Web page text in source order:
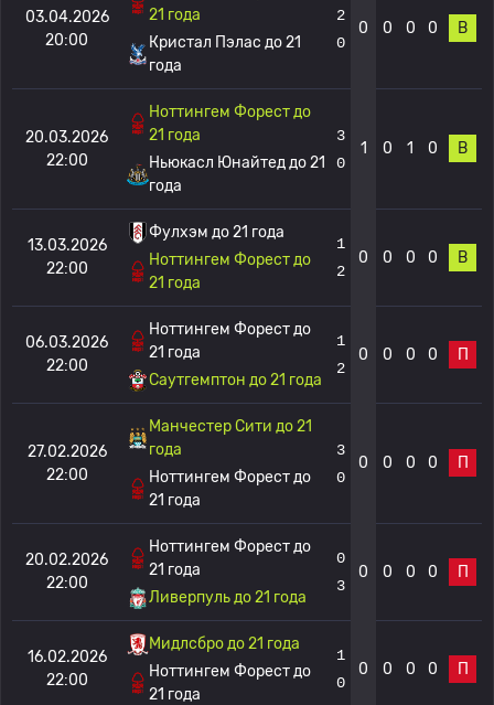
03.04.2026
20:00
21 года
Кристал Пэлас до 21
года
2
0
0 0 0 0 В
20.03.2026
22:00
Ноттингем Форест до
21 года
Ньюкасл Юнайтед до 21
года
3
0
1 0 1 0 В
13.03.2026
22:00
Фулхэм до 21 года
Ноттингем Форест до
21 года
1
2
0 0 0 0 В
06.03.2026
22:00
Ноттингем Форест до
21 года
Саутгемптон до 21 года
1
2
0 0 0 0 П
27.02.2026
22:00
Манчестер Сити до 21
года
Ноттингем Форест до
21 года
3
0
0 0 0 0 П
20.02.2026
22:00
Ноттингем Форест до
21 года
Ливерпуль до 21 года
0
3
0 0 0 0 П
16.02.2026
22:00
Мидлсбро до 21 года
Ноттингем Форест до
21 года
1
0
0 0 0 0 П